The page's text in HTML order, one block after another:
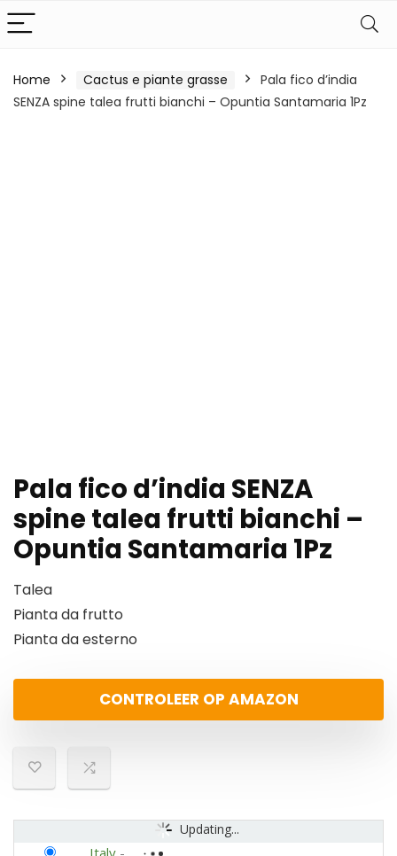
Home Cactus e piante grasse
Pala fico d’india
SENZA spine talea frutti bianchi – Opuntia Santamaria 1Pz
Pala fico d’india SENZA
spine talea frutti bianchi –
Opuntia Santamaria 1Pz
Talea
Pianta da frutto
Pianta da esterno
CONTROLEER OP AMAZON
Updating...